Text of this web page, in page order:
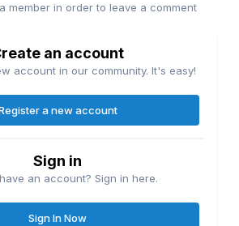
member in order to leave a comment
an account
account in our community. It's easy!
a new account
Sign in
an account? Sign in here.
Sign In Now